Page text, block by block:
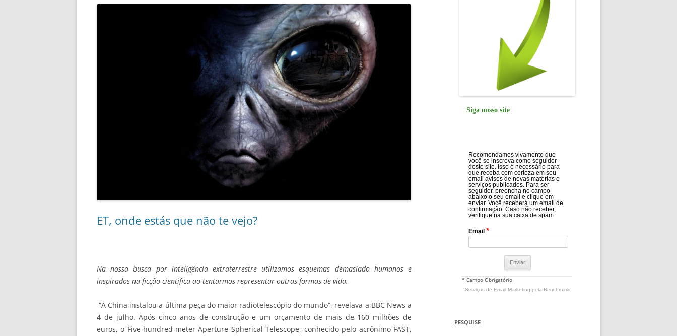
ET, onde estás que não te vejo?
Na nossa busca por inteligência extraterrestre utilizamos esquemas demasiado humanos e
inspirados na ficção cientifica ao tentarmos representar outras formas de vida.
“A China instalou a última peça do maior radiotelescópio do mundo”, revelava a BBC News a
4 de julho. Após cinco anos de construção e um orçamento de mais de 160 milhões de
euros, o Five-hundred-meter Aperture Spherical Telescope, conhecido pelo acrônimo FAST,
Siga nosso site
Recomendamos vivamente que
você se inscreva como seguidor
deste site. Isso é necessário para
que receba com certeza em seu
email avisos de novas matérias e
serviços publicados. Para ser
seguidor, preencha no campo
abaixo o seu email e clique em
enviar. Você receberá um email de
confirmação. Caso não receber,
verifique na sua caixa de spam.
Email *
* Campo Obrigatório
Serviços de Email Marketing pela Benchmark
PESQUISE